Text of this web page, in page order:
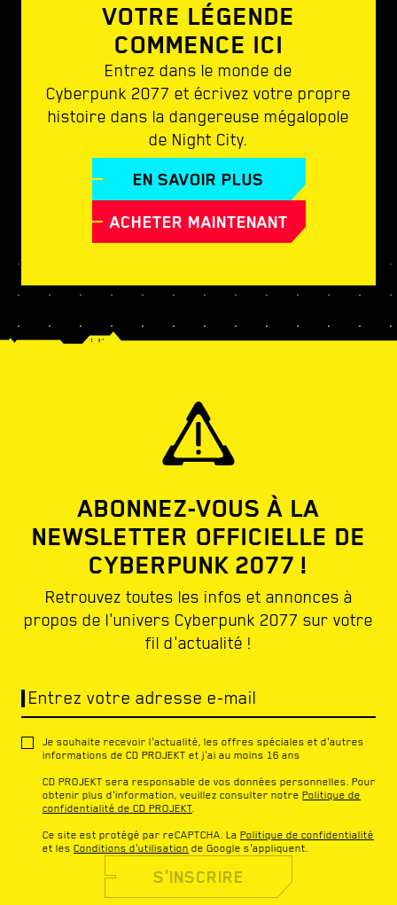
VOTRE LÉGENDE
COMMENCE ICI
Entrez dans le monde de
Cyberpunk 2077 et écrivez votre propre
histoire dans la dangereuse mégalopole
de Night City.
EN SAVOIR PLUS
ACHETER MAINTENANT
ABONNEZ-VOUS À LA
NEWSLETTER OFFICIELLE DE
CYBERPUNK 2077 !
Retrouvez toutes les infos et annonces à
propos de l'univers Cyberpunk 2077 sur votre
fil d'actualité !
Entrez votre adresse e-mail
Je souhaite recevoir l'actualité, les offres spéciales et d'autres
informations de CD PROJEKT et j'ai au moins 16 ans
CD PROJEKT sera responsable de vos données personnelles. Pour
obtenir plus d'information, veuillez consulter notre Politique de
confidentialité de CD PROJEKT.
Ce site est protégé par reCAPTCHA. La Politique de confidentialité
et les Conditions d'utilisation de Google s'appliquent.
S'INSCRIRE